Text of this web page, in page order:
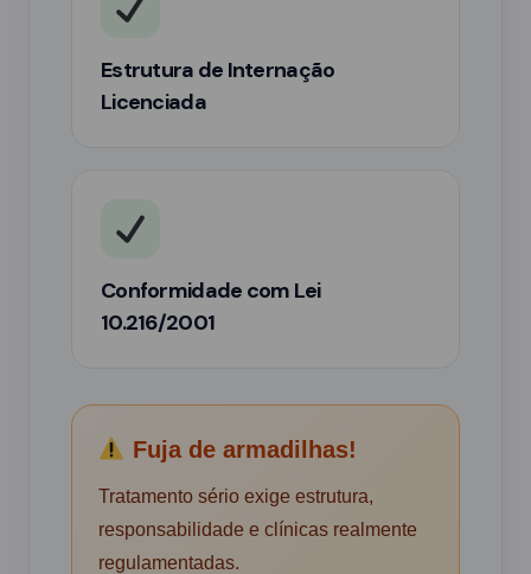
Estrutura de Internação
Licenciada
Conformidade com Lei
10.216/2001
Fuja de armadilhas!
Tratamento sério exige estrutura,
responsabilidade e clínicas realmente
regulamentadas.